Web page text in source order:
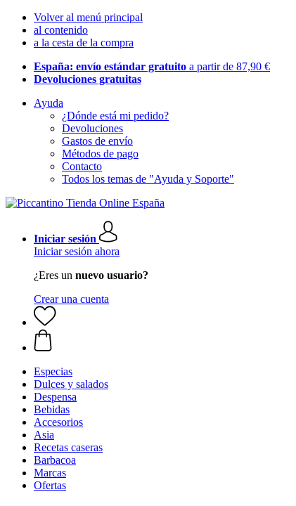
Volver al menú principal
al contenido
a la cesta de la compra
España: envío estándar gratuito a partir de 87,90 €
Devoluciones gratuitas
Ayuda
¿Dónde está mi pedido?
Devoluciones
Gastos de envío
Métodos de pago
Contacto
Todos los temas de "Ayuda y Soporte"
Iniciar sesión
Iniciar sesión ahora
¿Eres un nuevo usuario?
Crear una cuenta
Especias
Dulces y salados
Despensa
Bebidas
Accesorios
Asia
Recetas caseras
Barbacoa
Marcas
Ofertas